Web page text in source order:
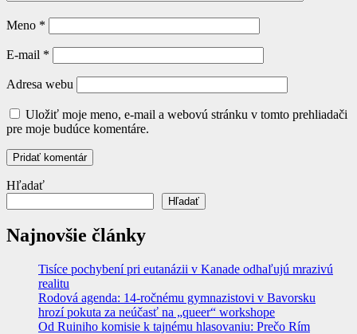
Meno *
E-mail *
Adresa webu
Uložiť moje meno, e-mail a webovú stránku v tomto prehliadači
pre moje budúce komentáre.
Hľadať
Hľadať
Najnovšie články
Tisíce pochybení pri eutanázii v Kanade odhaľujú mrazivú
realitu
Rodová agenda: 14-ročnému gymnazistovi v Bavorsku
hrozí pokuta za neúčasť na „queer“ workshope
Od Ruiniho komisie k tajnému hlasovaniu: Prečo Rím